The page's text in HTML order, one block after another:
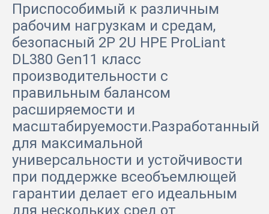
Приспособимый к различным
рабочим нагрузкам и средам,
безопасный 2P 2U HPE ProLiant
DL380 Gen11 класс
производительности с
правильным балансом
расширяемости и
масштабируемости.Разработанный
для максимальной
универсальности и устойчивости
при поддержке всеобъемлющей
гарантии делает его идеальным
для нескольких сред от